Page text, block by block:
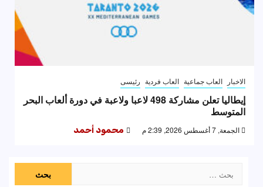
الاخبار العاب جماعية العاب فردية رئيسى
إيطاليا تعلن مشاركة 498 لاعبا ولاعبة في دورة ألعاب البحر
المتوسط
الجمعة, 7 أغسطس 2026, 2:39 م محمود أحمد
عن: